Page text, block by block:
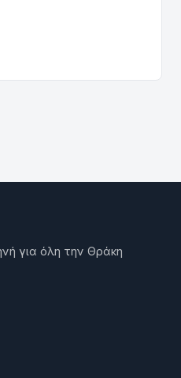
για όλη την Θράκη